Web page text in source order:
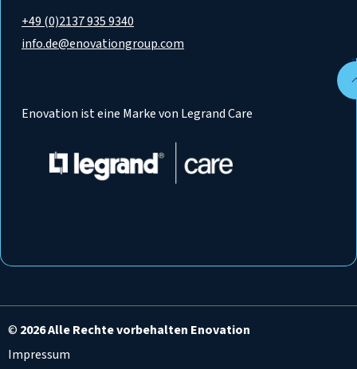
+49 (0)2137 935 9340
info.de@enovationgroup.com
Enovation ist eine Marke von Legrand Care
© 2026 Alle Rechte vorbehalten Enovation
Impressum